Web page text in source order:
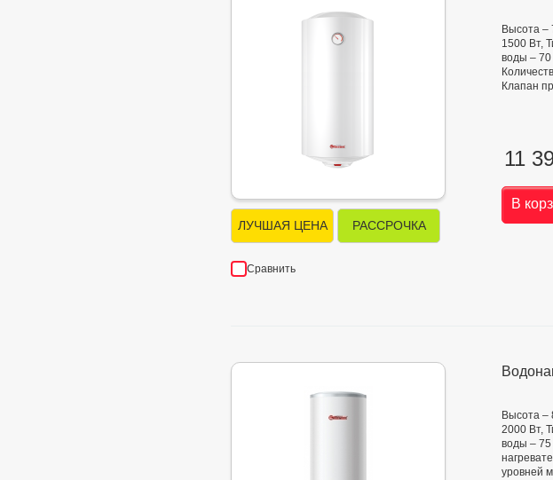
ЛУЧШАЯ ЦЕНА РАССРОЧКА
Сравнить
Высота –
1500 Вт,
воды – 70
Клапан
11
В
Высота –
2000 Вт,
воды – 75
уровней